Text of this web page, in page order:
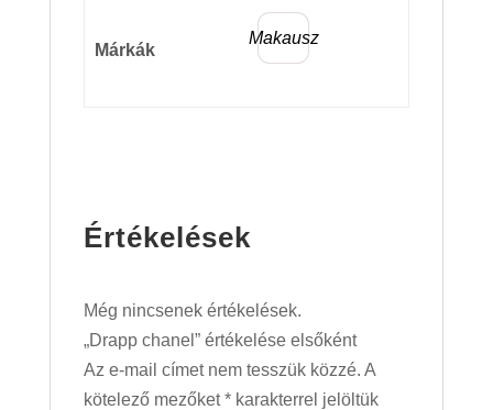
Márkák
Makausz
Értékelések
Még nincsenek értékelések.
„Drapp chanel” értékelése elsőként
Az e-mail címet nem tesszük közzé. A
kötelező mezőket*karakterrel jelöltük